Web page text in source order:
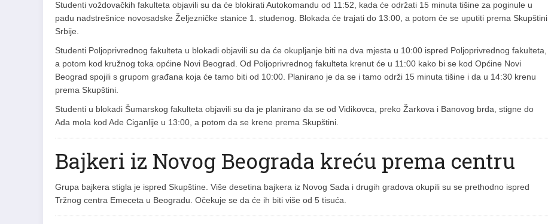
Studenti voždovačkih fakulteta objavili su da će blokirati Autokomandu od 11:52, kada će održati 15 minuta tišine za poginule u
padu nadstrešnice novosadske Željezničke stanice 1. studenog. Blokada će trajati do 13:00, a potom će se uputiti prema Skupštini
Srbije.
Studenti Poljoprivrednog fakulteta u blokadi objavili su da će okupljanje biti na dva mjesta u 10:00 ispred Poljoprivrednog fakulteta,
a potom kod kružnog toka općine Novi Beograd. Od Poljoprivrednog fakulteta krenut će u 11:00 kako bi se kod Općine Novi
Beograd spojili s grupom građana koja će tamo biti od 10:00. Planirano je da se i tamo održi 15 minuta tišine i da u 14:30 krenu
prema Skupštini.
Studenti u blokadi Šumarskog fakulteta objavili su da je planirano da se od Vidikovca, preko Žarkova i Banovog brda, stigne do
Ada mola kod Ade Ciganlije u 13:00, a potom da se krene prema Skupštini.
Bajkeri iz Novog Beograda kreću prema centru
Grupa bajkera stigla je ispred Skupštine. Više desetina bajkera iz Novog Sada i drugih gradova okupili su se prethodno ispred
Tržnog centra Emeceta u Beogradu. Očekuje se da će ih biti više od 5 tisuća.